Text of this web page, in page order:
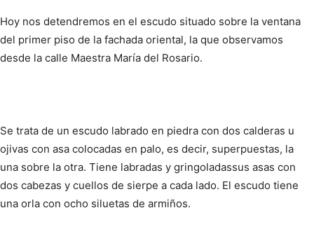
Hoy nos detendremos en el escudo situado sobre la ventana
del primer piso de la fachada oriental, la que observamos
desde la calle Maestra María del Rosario.
Se trata de un escudo labrado en piedra con dos calderas u
ojivas con asa colocadas en palo, es decir, superpuestas, la
una sobre la otra. Tiene labradas y gringoladassus asas con
dos cabezas y cuellos de sierpe a cada lado. El escudo tiene
una orla con ocho siluetas de armiños.